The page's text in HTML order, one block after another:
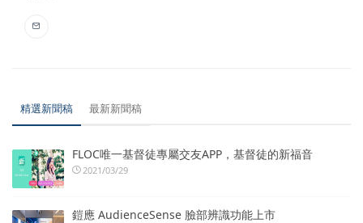
精選新聞稿 最新新聞稿
FLOC唯一基督徒專屬交友APP，基督徒的新福音
2021/03/29
鎧應 AudienceSense 臉部辨識功能上市